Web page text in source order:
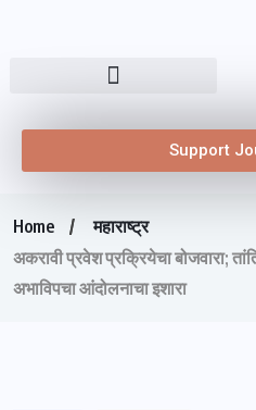
Support
Home
महाराष्ट्र
अकरावी प्रवेश प्रक्रियेचा बोजवारा;
अभाविपचा आंदोलनाचा इशारा